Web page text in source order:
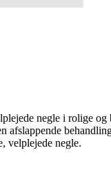
negle i rolige
afslappende
velplejede negle.